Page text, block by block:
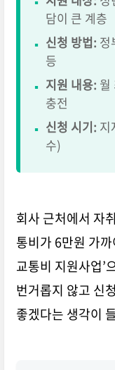
담이 큰 계층
▪ 신청 방법: 정
등
▪ 지원 내용: 월
충전
▪ 신청 시기: 지
수)
회사 근처에서 자
통비가 6만원 가
교통비 지원사업’
번거롭지 않고 신
좋겠다는 생각이